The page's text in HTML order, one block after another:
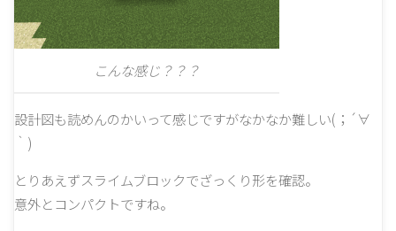
こんな感じ？？？
設計図も読めんのかいって感じですがなかなか難しい(；´∀
｀)
とりあえずスライムブロックでざっくり形を確認。
意外とコンパクトですね。